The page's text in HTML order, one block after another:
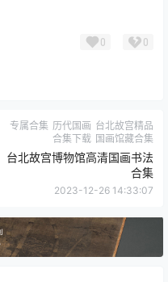
0 0
专属合集 历代国画 台北故宫精品
合集下载 国画馆藏合集
台北故宫博物馆高清国画书法
合集
2023-12-26 14:33:07